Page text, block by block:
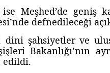
Meşhed’de geniş
defnedileceği
dini şahsiyetler ve
Bakanlığı’nın
edildi.